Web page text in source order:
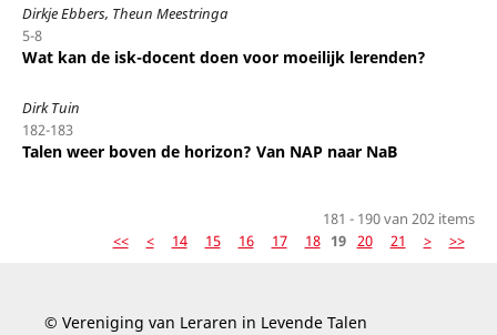
Dirkje Ebbers, Theun Meestringa
5-8
Wat kan de isk-docent doen voor moeilijk lerenden?
Dirk Tuin
182-183
Talen weer boven de horizon? Van NAP naar NaB
181 - 190 van 202 items
<<
< 14 15 16 17 18 19 20 21 > >>
© Vereniging van Leraren in Levende Talen